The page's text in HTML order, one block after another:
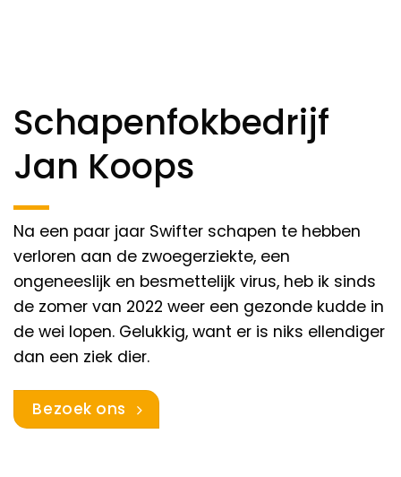
Schapenfokbedrijf
Jan Koops
Na een paar jaar Swifter schapen te hebben
verloren aan de zwoegerziekte, een
ongeneeslijk en besmettelijk virus, heb ik sinds
de zomer van 2022 weer een gezonde kudde in
de wei lopen. Gelukkig, want er is niks ellendiger
dan een ziek dier.
Bezoek ons